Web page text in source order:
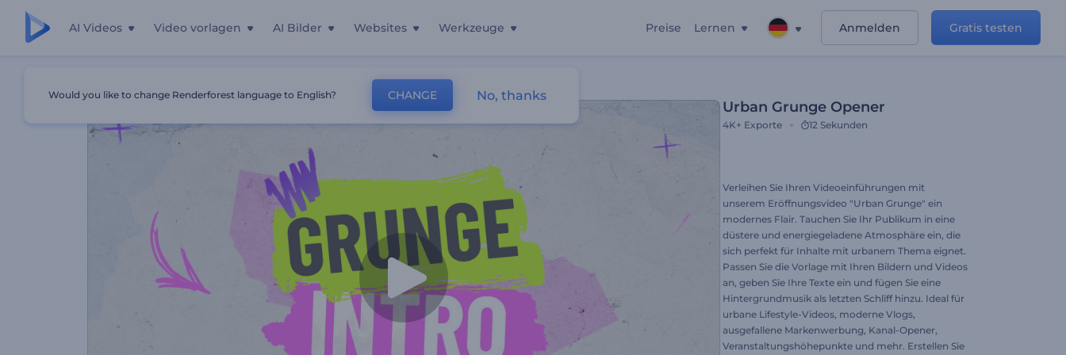
AI Videos Video vorlagen AI Bilder Websites Werkzeuge Preise Lernen Anmelden Gratis testen
Urban Grunge Opener
4K+ Exporte 12 Sekunden
Verleihen Sie Ihren Videoeinführungen mit
unserem Eröffnungsvideo "Urban Grunge" ein
modernes Flair. Tauchen Sie Ihr Publikum in eine
düstere und energiegeladene Atmosphäre ein, die
sich perfekt für Inhalte mit urbanem Thema eignet.
Passen Sie die Vorlage mit Ihren Bildern und Videos
an, geben Sie Ihre Texte ein und fügen Sie eine
Hintergrundmusik als letzten Schliff hinzu. Ideal für
urbane Lifestyle-Videos, moderne Vlogs,
ausgefallene Markenwerbung, Kanal-Opener,
Veranstaltungshöhepunkte und mehr. Erstellen Sie
Would you like to change Renderforest language to English? CHANGE No, thanks